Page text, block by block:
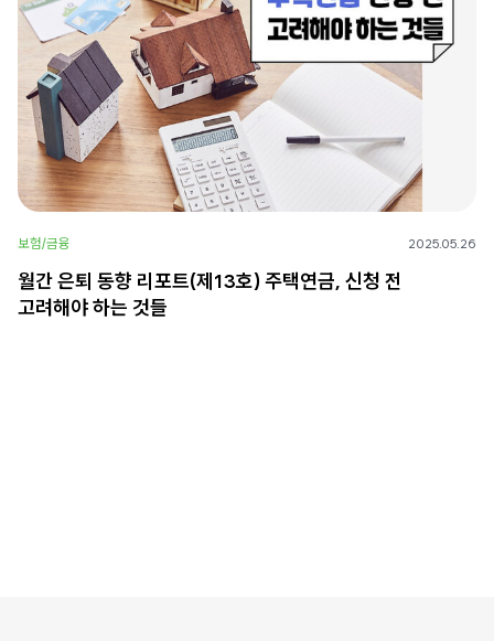
보험/금융 2025.05.26
월간 은퇴 동향 리포트(제13호) 주택연금, 신청 전
고려해야 하는 것들